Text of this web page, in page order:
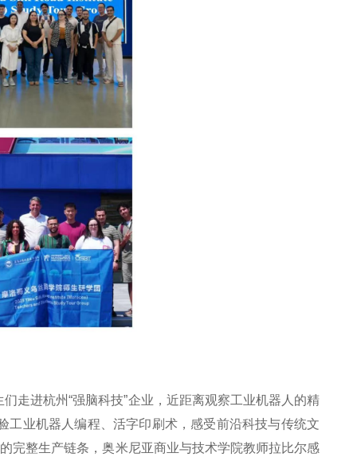
走进杭州“强脑科技”企业，近距离观察工业机器人的精
业机器人编程、活字印刷术，感受前沿科技与传统文
完整生产链条，奥米尼亚商业与技术学院教师拉比尔感